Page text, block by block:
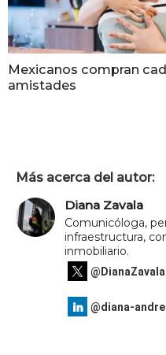
Mexicanos compran
amistades
Más acerca del autor:
Diana Zavala
Comunicóloga,
infraestructura,
inmobiliario.
@diana-